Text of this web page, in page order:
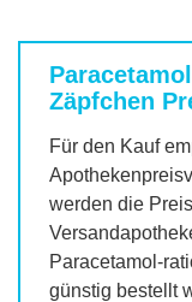
Zäpfchen
Für den Kauf
werden die
Paracetamol-
günstig bestellt